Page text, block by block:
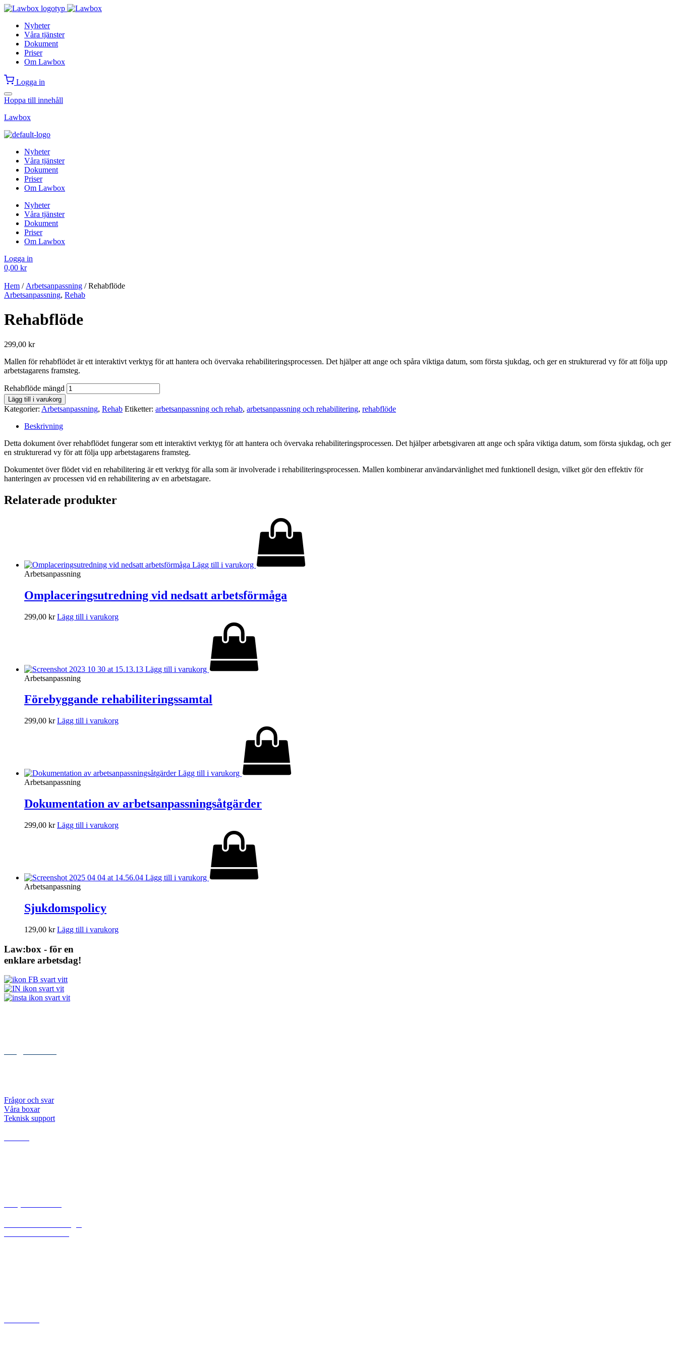
Nyheter
Våra tjänster
Dokument
Priser
Om Lawbox
Logga in
Hoppa till innehåll
Lawbox
Nyheter
Våra tjänster
Dokument
Priser
Om Lawbox
Nyheter
Våra tjänster
Dokument
Priser
Om Lawbox
Logga in
0,00 kr
Hem / Arbetsanpassning / Rehabflöde
Arbetsanpassning, Rehab
Rehabflöde
299,00 kr
Mallen för rehabflödet är ett interaktivt verktyg för att hantera och övervaka rehabiliteringsprocessen. Det hjälper att ange och spåra viktiga datum, som första sjukdag, och ger en strukturerad vy för att följa upp
arbetstagarens framsteg.
Rehabflöde mängd
Lägg till i varukorg
Kategorier: Arbetsanpassning, Rehab Etiketter: arbetsanpassning och rehab, arbetsanpassning och rehabilitering, rehabflöde
Beskrivning
Detta dokument över rehabflödet fungerar som ett interaktivt verktyg för att hantera och övervaka rehabiliteringsprocessen. Det hjälper arbetsgivaren att ange och spåra viktiga datum, som första sjukdag, och ger
en strukturerad vy för att följa upp arbetstagarens framsteg.
Dokumentet över flödet vid en rehabilitering är ett verktyg för alla som är involverade i rehabiliteringsprocessen. Mallen kombinerar användarvänlighet med funktionell design, vilket gör den effektiv för
hanteringen av processen vid en rehabilitering av en arbetstagare.
Relaterade produkter
Lägg till i varukorg
Arbetsanpassning
Omplaceringsutredning vid nedsatt arbetsförmåga
299,00 kr Lägg till i varukorg
Lägg till i varukorg
Arbetsanpassning
Förebyggande rehabiliteringssamtal
299,00 kr Lägg till i varukorg
Lägg till i varukorg
Arbetsanpassning
Dokumentation av arbetsanpassningsåtgärder
299,00 kr Lägg till i varukorg
Lägg till i varukorg
Arbetsanpassning
Sjukdomspolicy
129,00 kr Lägg till i varukorg
Law:box - för en
enklare arbetsdag!
Frågor och svar
Våra boxar
Teknisk support